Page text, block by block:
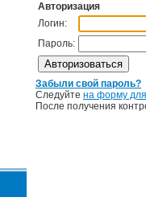
Авторизация
Логин:
Пароль:
Забыли свой пароль?
Следуйте на форму
После получения